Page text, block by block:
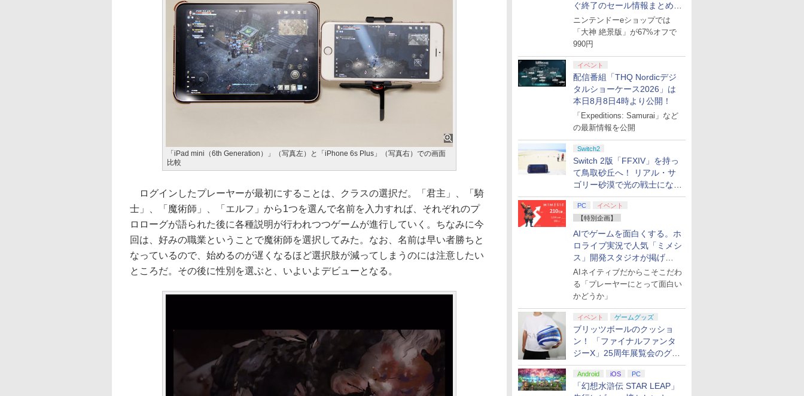
ぐ終了のセール情報まとめ
【8月8日更新】
ニンテンドーeショップでは
「大神 絶景版」が67%オフで
990円
イベント
配信番組「THQ Nordicデジ
タルショーケース2026」は
本日8月8日4時より公開！
「Expeditions: Samurai」など
の最新情報を公開
Switch2
Switch 2版「FFXIV」を持っ
て鳥取砂丘へ！ リアル・サ
ゴリー砂漠で光の戦士になっ
てみた
PC
イベント
【特別企画】
AIでゲームを面白くする。ホ
ロライブ実況で人気「ミメシ
ス」開発スタジオが掲げ
る“AI活用の信念”とは？【講
演レポート】
AIネイティブだからこそこだわ
る「プレーヤーにとって面白い
かどうか」
イベント ゲームグッズ
ブリッツボールのクッショ
ン！ 「ファイナルファンタ
ジーX」25周年展覧会のグッ
ズ情報が公開
Android iOS PC
「幻想水滸伝 STAR LEAP」
「iPad mini（6th Generation）」（写真左）と「iPhone 6s Plus」（写真右）での画面
比較
ログインしたプレーヤーが最初にすることは、クラスの選択だ。「君主」、「騎
士」、「魔術師」、「エルフ」から1つを選んで名前を入力すれば、それぞれのプ
ロローグが語られた後に各種説明が行われつつゲームが進行していく。ちなみに今
回は、好みの職業ということで魔術師を選択してみた。なお、名前は早い者勝ちと
なっているので、始めるのが遅くなるほど選択肢が減ってしまうのには注意したい
ところだ。その後に性別を選ぶと、いよいよデビューとなる。